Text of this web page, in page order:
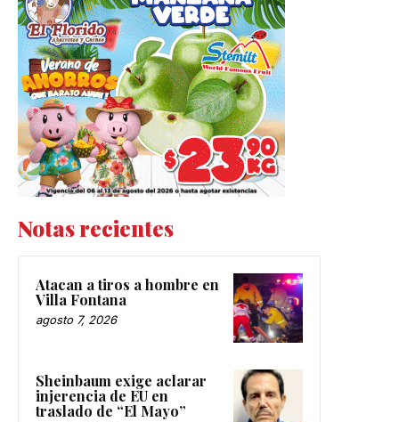
Notas recientes
Atacan a tiros a hombre en
Villa Fontana
agosto 7, 2026
Sheinbaum exige aclarar
injerencia de EU en
traslado de “El Mayo”